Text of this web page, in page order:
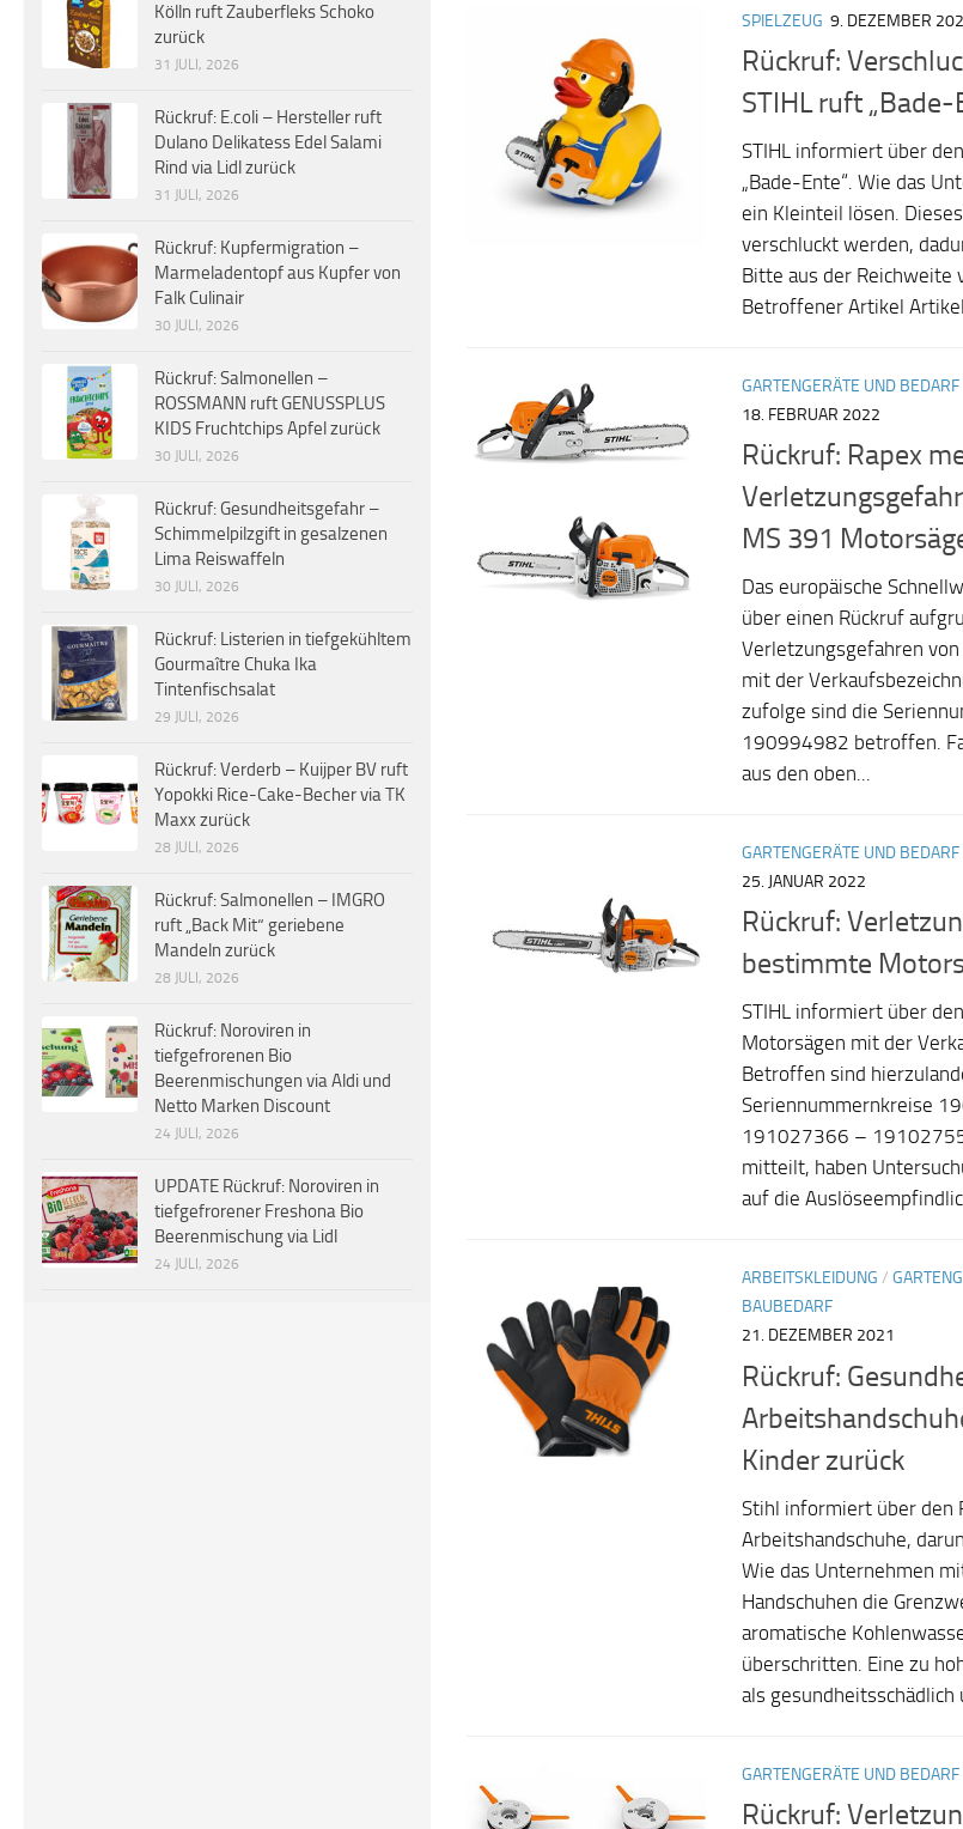
SPIELZEUG 9. DEZEMBER
Rückruf:
STIHL ruft „Bade-
STIHL informiert über
„Bade-Ente“. Wie das
ein Kleinteil lösen.
verschluckt werden,
Bitte aus der Reichweite
Betroffener Artikel
GARTENGERÄTE UND BEDARF
18. FEBRUAR 2022
Rückruf: Rapex
MS 391
Das europäische
über einen Rückruf
Verletzungsgefahren
mit der
zufolge sind die
190994982 betroffen.
aus den oben...
GARTENGERÄTE UND BEDARF
25. JANUAR 2022
Rückruf:
bestimmte
STIHL informiert über
Motorsägen mit der
Betroffen sind
Seriennummernkreise
191027366 –
mitteilt, haben
auf die
ARBEITSKLEIDUNG /
BAUBEDARF
21. DEZEMBER 2021
Rückruf:
Kinder zurück
Stihl informiert über den
Arbeitshandschuhe,
Wie das Unternehmen
Handschuhen die
aromatische
überschritten. Eine zu
als gesundheitsschädlich
GARTENGERÄTE UND BEDARF
Rückruf:
Kölln ruft Zauberfleks Schoko
zurück
31 JULI, 2026
Rückruf: E.coli – Hersteller ruft
Dulano Delikatess Edel Salami
Rind via Lidl zurück
31 JULI, 2026
Rückruf: Kupfermigration –
Marmeladentopf aus Kupfer von
Falk Culinair
30 JULI, 2026
Rückruf: Salmonellen –
ROSSMANN ruft GENUSSPLUS
KIDS Fruchtchips Apfel zurück
30 JULI, 2026
Rückruf: Gesundheitsgefahr –
Schimmelpilzgift in gesalzenen
Lima Reiswaffeln
30 JULI, 2026
Rückruf: Listerien in tiefgekühltem
Gourmaître Chuka Ika
Tintenfischsalat
29 JULI, 2026
Rückruf: Verderb – Kuijper BV ruft
Yopokki Rice-Cake-Becher via TK
Maxx zurück
28 JULI, 2026
Rückruf: Salmonellen – IMGRO
ruft „Back Mit“ geriebene
Mandeln zurück
28 JULI, 2026
Rückruf: Noroviren in
tiefgefrorenen Bio
Beerenmischungen via Aldi und
Netto Marken Discount
24 JULI, 2026
UPDATE Rückruf: Noroviren in
tiefgefrorener Freshona Bio
Beerenmischung via Lidl
24 JULI, 2026